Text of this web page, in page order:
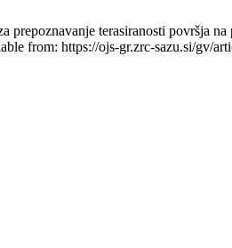
prepoznavanje terasiranosti površja
from: https://ojs-gr.zrc-sazu.si/gv/